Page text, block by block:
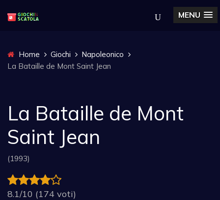
MENU
Home Giochi
Napoleonico
La Bataille de Mont Saint Jean
La Bataille de Mont
Saint Jean
(1993)
8.1/10 (174 voti)